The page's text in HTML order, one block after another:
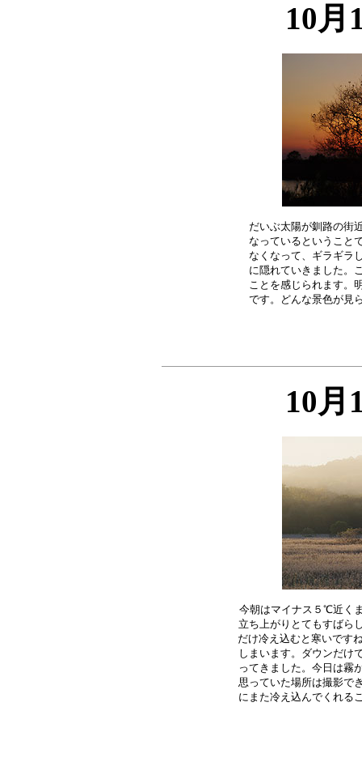
10月
だいぶ太陽が釧路の街
なっているということ
なくなって、ギラギラ
に隠れていきました。
ことを感じられます。
10月
今朝はマイナス５℃近く
立ち上がりとてもすばら
だけ冷え込むと寒いです
しまいます。ダウンだけ
ってきました。今日は霧
思っていた場所は撮影で